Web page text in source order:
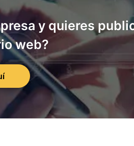
y quieres
web?